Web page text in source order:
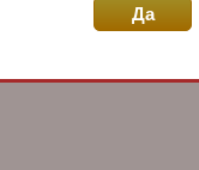
Да